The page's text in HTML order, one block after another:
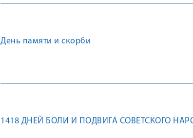
День памяти и скорби
1418 ДНЕЙ БОЛИ И ПОДВИГА СОВЕТСКОГО